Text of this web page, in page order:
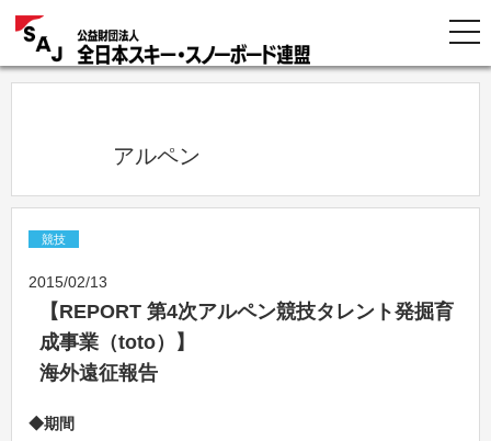
            アルペン
競技
2015/02/13
【REPORT 第4次アルペン競技タレント発掘育
成事業（toto）】
海外遠征報告
◆期間